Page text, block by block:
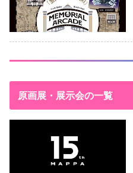
原画展・展示会の一覧